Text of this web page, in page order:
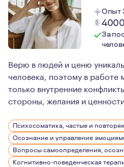
Опыт
За
Верю в людей и ценю
человека, поэтому в работе
только внутренние
стороны, желания и
Я сама в терапии с 2014
Люблю женский джазовый
Психосоматика, частые и
Осознание и управление
Вопросы самоопределения,
Когнитивно-поведенческая